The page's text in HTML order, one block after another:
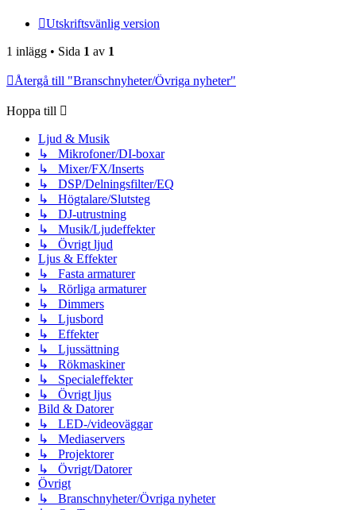
Utskriftsvänlig version
1 inlägg • Sida 1 av 1
Återgå till "Branschnyheter/Övriga nyheter"
Hoppa till
Ljud & Musik
↳ Mikrofoner/DI-boxar
↳ Mixer/FX/Inserts
↳ DSP/Delningsfilter/EQ
↳ Högtalare/Slutsteg
↳ DJ-utrustning
↳ Musik/Ljudeffekter
↳ Övrigt ljud
Ljus & Effekter
↳ Fasta armaturer
↳ Rörliga armaturer
↳ Dimmers
↳ Ljusbord
↳ Effekter
↳ Ljussättning
↳ Rökmaskiner
↳ Specialeffekter
↳ Övrigt ljus
Bild & Datorer
↳ LED-/videoväggar
↳ Mediaservers
↳ Projektorer
↳ Övrigt/Datorer
Övrigt
↳ Branschnyheter/Övriga nyheter